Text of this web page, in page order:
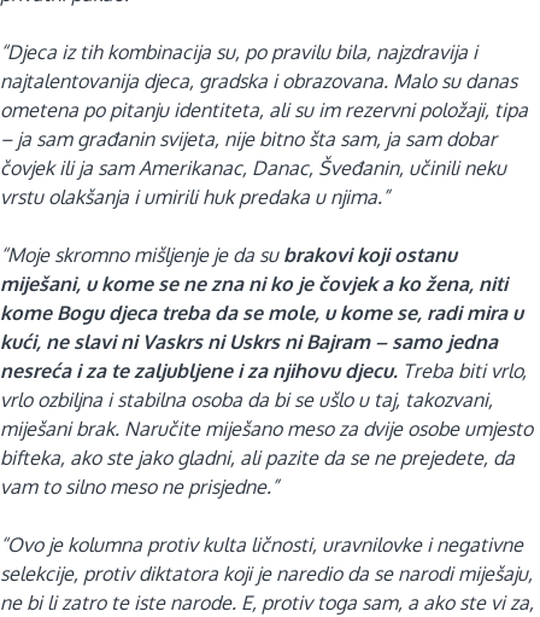
“Djeca iz tih kombinacija su, po pravilu bila, najzdravija i
najtalentovanija djeca, gradska i obrazovana. Malo su danas
ometena po pitanju identiteta, ali su im rezervni položaji, tipa
– ja sam građanin svijeta, nije bitno šta sam, ja sam dobar
čovjek ili ja sam Amerikanac, Danac, Šveđanin, učinili neku
vrstu olakšanja i umirili huk predaka u njima.”
“Moje skromno mišljenje je da su brakovi koji ostanu
miješani, u kome se ne zna ni ko je čovjek a ko žena, niti
kome Bogu djeca treba da se mole, u kome se, radi mira u
kući, ne slavi ni Vaskrs ni Uskrs ni Bajram – samo jedna
nesreća i za te zaljubljene i za njihovu djecu. Treba biti vrlo,
vrlo ozbiljna i stabilna osoba da bi se ušlo u taj, takozvani,
miješani brak. Naručite miješano meso za dvije osobe umjesto
bifteka, ako ste jako gladni, ali pazite da se ne prejedete, da
vam to silno meso ne prisjedne.”
“Ovo je kolumna protiv kulta ličnosti, uravnilovke i negativne
selekcije, protiv diktatora koji je naredio da se narodi miješaju,
ne bi li zatro te iste narode. E, protiv toga sam, a ako ste vi za,